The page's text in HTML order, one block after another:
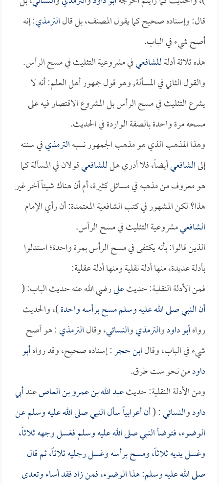
قال: وإسناده صحيح كما يقول المصنف، بل قالالترمذي: إنه
أصح شيء في الباب.
هذه ثلاثة أدلةللشافعيفي مشروعية التثليث في مسح الرأس.
والقول الثاني في المسألة, وهو قول جمهور أهل العلم: أنه لا
يشرع التثليث في مسح الرأس بل المشروع الاقتصار فيه على
مسحه مرة واحدة بالصفة الواردة في الحديث.
وهذا المذهب الذي هو مذهب الجمهور نسبهالترمذيفي سننه
إلىالشافعيأيضاً، فلا أدري هلللشافعيقولان في المسألة كما
هو معروف من مذهبه في مسائل كثيرة، أم أن هناك شيئاً آخر غير
هذا؟ لكن المشهور في كتب الشافعية المعتمدة: أن رأي الإمام
الشافعيمشروعية التثليث في مسح الرأس.
الذين قالوا: بأنه يكتفى في مسح الرأس بمرة واحدة؛ استدلوا
بأدلة عديدة، منها أدلة نقلية ومنها أدلة عقلية:
فمن الأدلة النقلية: حديثعليرضي الله عنه حديث الباب: (
أن النبي صلى الله عليه وسلم مسح برأسه واحدة)، والحديث
رواهأبو داودوالترمذيوالنسائي، وقالالترمذي: هو أصح
شيء في الباب، وقالابن حجر: إسناده صحيح، وقد رواهأبو
داودمن نحو ست طرق.
ومن الأدلة النقلية: حديثعبد الله بن عمرو بن العاصعندأبي
داودوالنسائي: (أن أعرابياً سأل النبي صلى الله عليه وسلم عن
الوضوء، فتوضأ النبي صلى الله عليه وسلم فغسل وجهه ثلاثاً،
وغسل يديه ثلاثاً، ومسح برأسه وغسل رجليه ثلاثاً، ثم قال
صلى الله عليه وسلم: هذا الوضوء، فمن زاد فقد أساء وتعدى